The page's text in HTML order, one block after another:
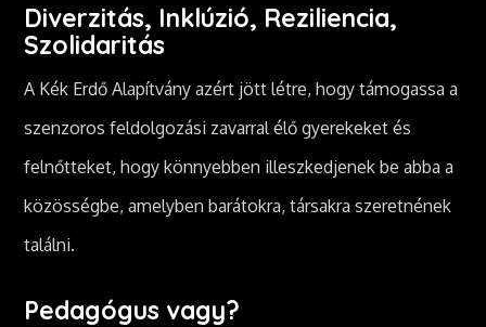
Diverzitás, Inklúzió, Reziliencia,
Szolidaritás
A Kék Erdő Alapítvány azért jött létre, hogy támogassa a
szenzoros feldolgozási zavarral élő gyerekeket és
felnőtteket, hogy könnyebben illeszkedjenek be abba a
közösségbe, amelyben barátokra, társakra szeretnének
találni.
Pedagógus vagy?